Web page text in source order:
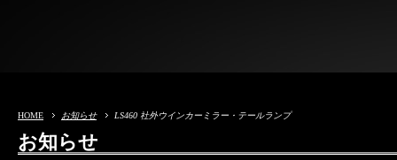
HOME お知らせ LS460 社外ウインカーミラー・テールランプ
お知らせ